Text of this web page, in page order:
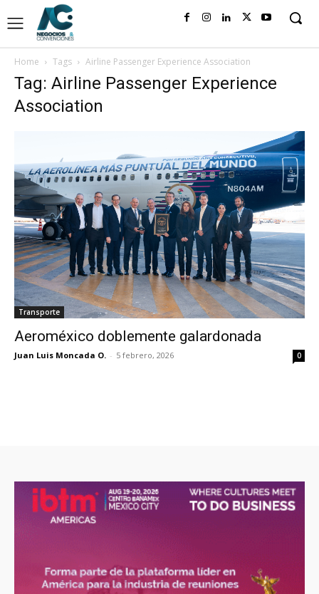
Home Tags Airline Passenger Experience Association
Tag: Airline Passenger Experience
Association
Transporte
Aeroméxico doblemente galardonada
Juan Luis Moncada O. - 5 febrero, 2026 0